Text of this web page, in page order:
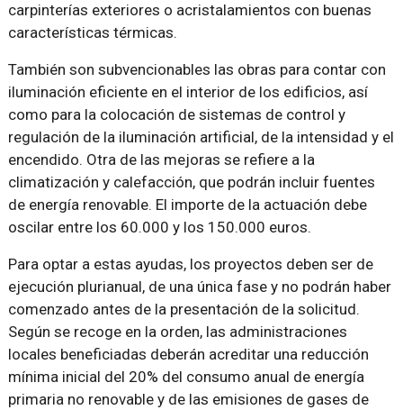
carpinterías exteriores o acristalamientos con buenas
características térmicas.
También son subvencionables las obras para contar con
iluminación eficiente en el interior de los edificios, así
como para la colocación de sistemas de control y
regulación de la iluminación artificial, de la intensidad y el
encendido. Otra de las mejoras se refiere a la
climatización y calefacción, que podrán incluir fuentes
de energía renovable. El importe de la actuación debe
oscilar entre los 60.000 y los 150.000 euros.
Para optar a estas ayudas, los proyectos deben ser de
ejecución plurianual, de una única fase y no podrán haber
comenzado antes de la presentación de la solicitud.
Según se recoge en la orden, las administraciones
locales beneficiadas deberán acreditar una reducción
mínima inicial del 20% del consumo anual de energía
primaria no renovable y de las emisiones de gases de